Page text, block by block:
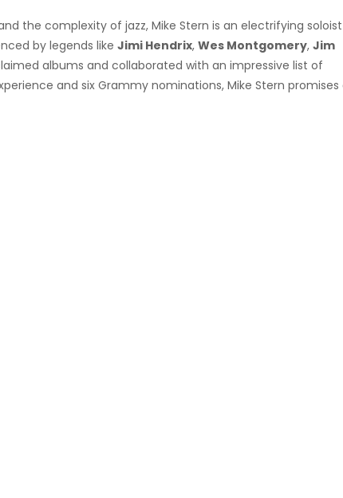
the complexity of jazz, Mike Stern is an electrifying soloist
by legends like Jimi Hendrix, Wes Montgomery, Jim
albums and collaborated with an impressive list of
and six Grammy nominations, Mike Stern promises